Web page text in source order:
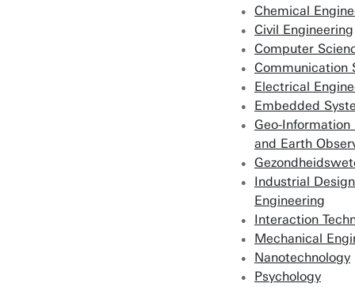
Chemical
Civil Engineering
Computer
Communication
Electrical
Embedded
Geo-Information
and Earth
Industrial Design
Engineering
Interaction
Mechanical
Nanotechnology
Psychology